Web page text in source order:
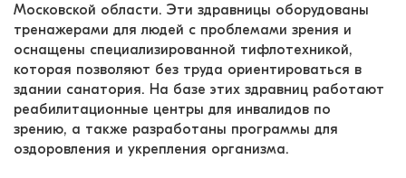
Московской области. Эти здравницы оборудованы
тренажерами для людей с проблемами зрения и
оснащены специализированной тифлотехникой,
которая позволяют без труда ориентироваться в
здании санатория. На базе этих здравниц работают
реабилитационные центры для инвалидов по
зрению, а также разработаны программы для
оздоровления и укрепления организма.